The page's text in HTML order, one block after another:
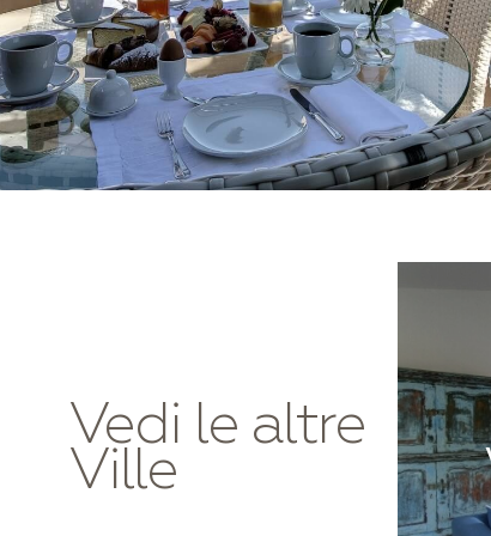
Vedi le altre
Ville
con piscina